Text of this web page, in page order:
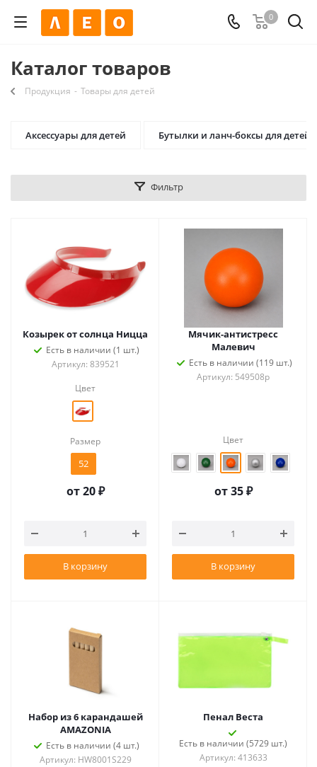
0
Каталог товаров
Продукция - Товары для детей
Аксессуары для детей Бутылки и ланч-боксы для детей
Фильтр
Козырек от солнца Ницца
Есть в наличии (1 шт.)
Артикул: 839521
Цвет
Размер
52
от20 ₽
В корзину
Мячик-антистресс
Малевич
Есть в наличии (119 шт.)
Артикул: 549508p
Цвет
от35 ₽
В корзину
Набор из 6 карандашей
AMAZONIA
Есть в наличии (4 шт.)
Артикул: HW8001S229
Пенал Веста
Есть в наличии (5729 шт.)
Артикул: 413633